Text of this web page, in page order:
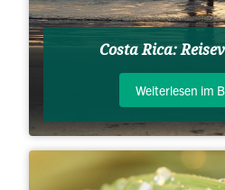
Costa Rica:
Weiterlesen im